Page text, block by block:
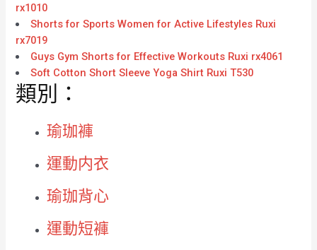
rx1010
Shorts for Sports Women for Active Lifestyles Ruxi
rx7019
Guys Gym Shorts for Effective Workouts Ruxi rx4061
Soft Cotton Short Sleeve Yoga Shirt Ruxi T530
類別：
瑜珈褲
運動内衣
瑜珈背心
運動短褲